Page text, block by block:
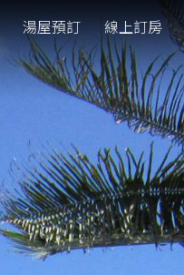
湯屋預訂 線上訂房